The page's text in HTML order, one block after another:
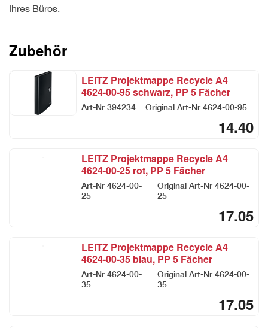
Ihres Büros.
Zubehör
LEITZ Projektmappe Recycle A4
4624-00-95 schwarz, PP 5 Fächer
Art-Nr 394234 Original Art-Nr 4624-00-95
14.40
LEITZ Projektmappe Recycle A4
4624-00-25 rot, PP 5 Fächer
Art-Nr 4624-00-
25
Original Art-Nr 4624-00-
25
17.05
LEITZ Projektmappe Recycle A4
4624-00-35 blau, PP 5 Fächer
Art-Nr 4624-00-
35
Original Art-Nr 4624-00-
35
17.05